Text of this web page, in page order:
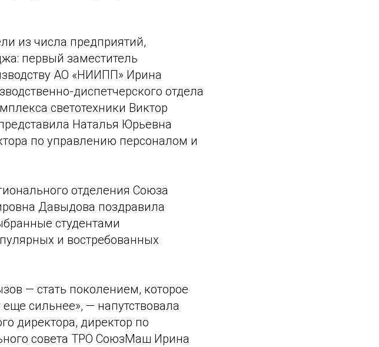
из числа предприятий,
первый заместитель
АО «НИИПП» Ирина
диспетчерского отдела
светотехники Виктор
Наталья Юрьевна
по управлению персоналом и
отделения Союза
Давыдова поздравила
студентами
и востребованных
— стать поколением, которое
сильнее», — напутствовала
директора, директор по
совета ТРО СоюзМаш Ирина